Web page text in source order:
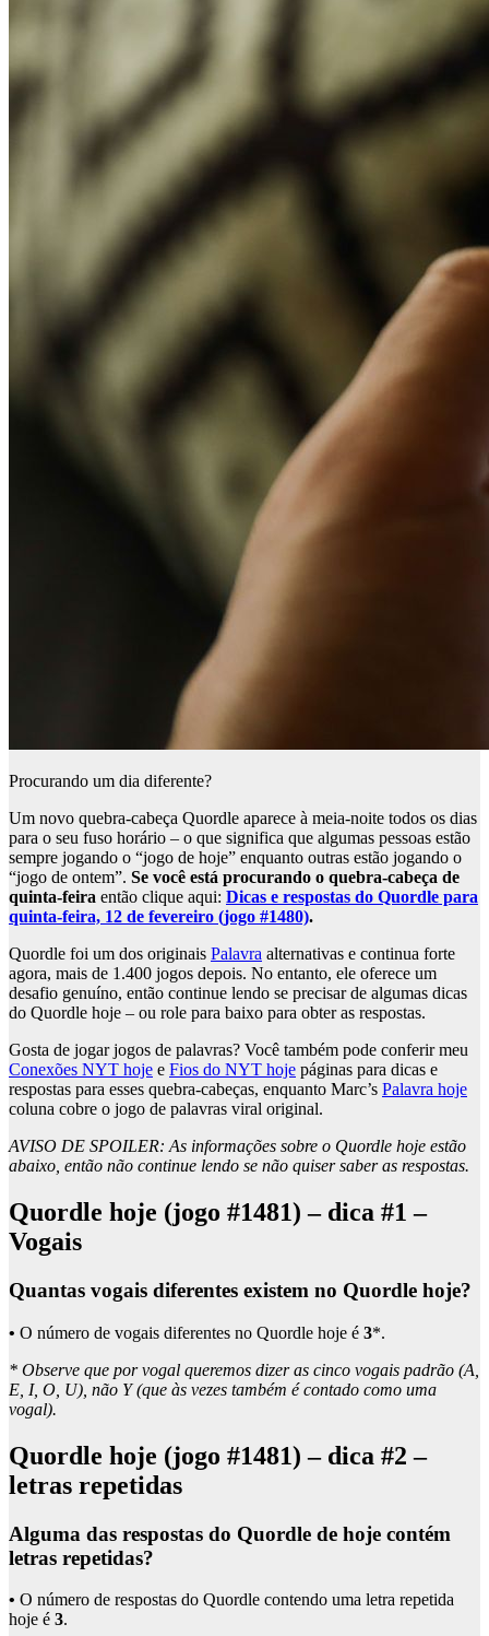
Procurando um dia diferente?
Um novo quebra-cabeça Quordle aparece à meia-noite todos os dias
para o seu fuso horário – o que significa que algumas pessoas estão
sempre jogando o “jogo de hoje” enquanto outras estão jogando o
“jogo de ontem”. Se você está procurando o quebra-cabeça de
quinta-feira então clique aqui: Dicas e respostas do Quordle para
quinta-feira, 12 de fevereiro (jogo #1480).
Quordle foi um dos originais Palavra alternativas e continua forte
agora, mais de 1.400 jogos depois. No entanto, ele oferece um
desafio genuíno, então continue lendo se precisar de algumas dicas
do Quordle hoje – ou role para baixo para obter as respostas.
Gosta de jogar jogos de palavras? Você também pode conferir meu
Conexões NYT hoje e Fios do NYT hoje páginas para dicas e
respostas para esses quebra-cabeças, enquanto Marc’s Palavra hoje
coluna cobre o jogo de palavras viral original.
AVISO DE SPOILER: As informações sobre o Quordle hoje estão
abaixo, então não continue lendo se não quiser saber as respostas.
Quordle hoje (jogo #1481) – dica #1 –
Vogais
Quantas vogais diferentes existem no Quordle hoje?
• O número de vogais diferentes no Quordle hoje é 3*.
* Observe que por vogal queremos dizer as cinco vogais padrão (A,
E, I, O, U), não Y (que às vezes também é contado como uma
vogal).
Quordle hoje (jogo #1481) – dica #2 –
letras repetidas
Alguma das respostas do Quordle de hoje contém
letras repetidas?
• O número de respostas do Quordle contendo uma letra repetida
hoje é 3.